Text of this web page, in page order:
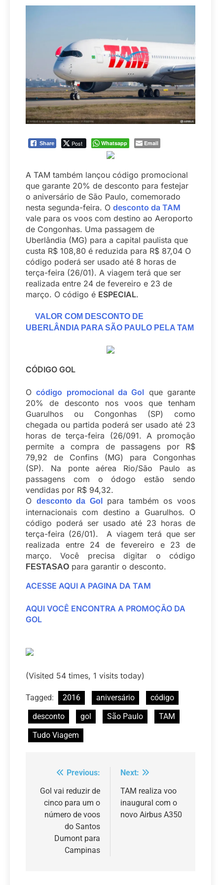
Share Post Whatsapp Email
A TAM também lançou código promocional
que garante 20% de desconto para festejar
o aniversário de São Paulo, comemorado
nesta segunda-feira. O desconto da TAM
vale para os voos com destino ao Aeroporto
de Congonhas. Uma passagem de
Uberlândia (MG) para a capital paulista que
custa R$ 108,80 é reduzida para R$ 87,04 O
código poderá ser usado até 8 horas de
terça-feira (26/01). A viagem terá que ser
realizada entre 24 de fevereiro e 23 de
março. O código é ESPECIAL.
VALOR COM DESCONTO DE
UBERLÂNDIA PARA SÃO PAULO PELA TAM
CÓDIGO GOL
Ocódigo promocional da Gol que garante
20% de desconto nos voos que tenham
Guarulhos ou Congonhas (SP) como
chegada ou partida poderá ser usado até 23
horas de terça-feira (26/091. A promoção
permite a compra de passagens por R$
79,92 de Confins (MG) para Congonhas
(SP). Na ponte aérea Rio/São Paulo as
passagens com o ódogo estão sendo
vendidas por R$ 94,32.
O desconto da Gol para também os voos
internacionais com destino a Guarulhos. O
código poderá ser usado até 23 horas de
terça-feira (26/01). A viagem terá que ser
realizada entre 24 de fevereiro e 23 de
março. Você precisa digitar o código
FESTASAO para garantir o desconto.
ACESSE AQUI A PAGINA DA TAM
AQUI VOCÊ ENCONTRA A PROMOÇÃO DA
GOL
(Visited 54 times, 1 visits today)
Tagged: 2016 aniversário
código
desconto
gol São Paulo
TAM
Tudo Viagem
Navegação
de
Post
Previous:
Gol vai reduzir de
cinco para um o
número de voos
do Santos
Dumont para
Campinas
Next:
TAM realiza voo
inaugural com o
novo Airbus A350